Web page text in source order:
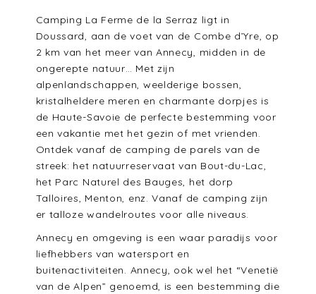
Camping La Ferme de la Serraz ligt in
Doussard, aan de voet van de Combe d’Yre, op
2 km van het meer van Annecy, midden in de
ongerepte natuur… Met zijn
alpenlandschappen, weelderige bossen,
kristalheldere meren en charmante dorpjes is
de Haute-Savoie de perfecte bestemming voor
een vakantie met het gezin of met vrienden.
Ontdek vanaf de camping de parels van de
streek: het natuurreservaat van Bout-du-Lac,
het Parc Naturel des Bauges, het dorp
Talloires, Menton, enz. Vanaf de camping zijn
er talloze wandelroutes voor alle niveaus.
Annecy en omgeving is een waar paradijs voor
liefhebbers van watersport en
buitenactiviteiten. Annecy, ook wel het “Venetië
van de Alpen” genoemd, is een bestemming die